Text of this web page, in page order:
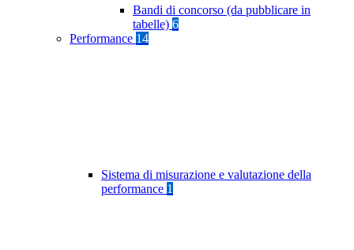
Bandi di concorso (da pubblicare in
tabelle) 6
Performance 14
Sistema di misurazione e valutazione della
performance 1